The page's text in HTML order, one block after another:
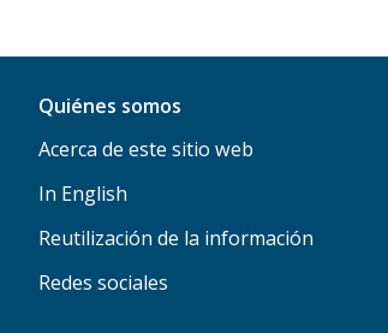
Quiénes somos
Acerca de este sitio web
In English
Reutilización de la información
Redes sociales